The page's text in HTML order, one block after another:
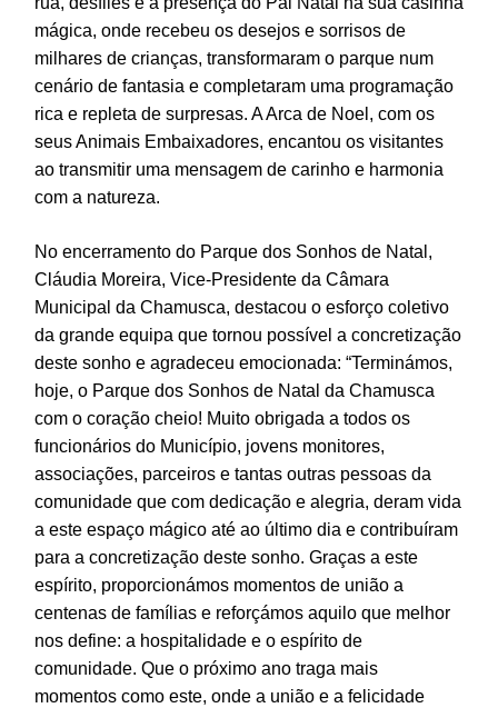
mágica, onde recebeu os desejos e sorrisos de
milhares de crianças, transformaram o parque num
cenário de fantasia e completaram uma programação
rica e repleta de surpresas. A Arca de Noel, com os
seus Animais Embaixadores, encantou os visitantes
ao transmitir uma mensagem de carinho e harmonia
com a natureza.
No encerramento do Parque dos Sonhos de Natal,
Cláudia Moreira, Vice-Presidente da Câmara
Municipal da Chamusca, destacou o esforço coletivo
da grande equipa que tornou possível a concretização
deste sonho e agradeceu emocionada: “Terminámos,
hoje, o Parque dos Sonhos de Natal da Chamusca
com o coração cheio! Muito obrigada a todos os
funcionários do Município, jovens monitores,
associações, parceiros e tantas outras pessoas da
comunidade que com dedicação e alegria, deram vida
a este espaço mágico até ao último dia e contribuíram
para a concretização deste sonho. Graças a este
espírito, proporcionámos momentos de união a
centenas de famílias e reforçámos aquilo que melhor
nos define: a hospitalidade e o espírito de
comunidade. Que o próximo ano traga mais
momentos como este, onde a união e a felicidade